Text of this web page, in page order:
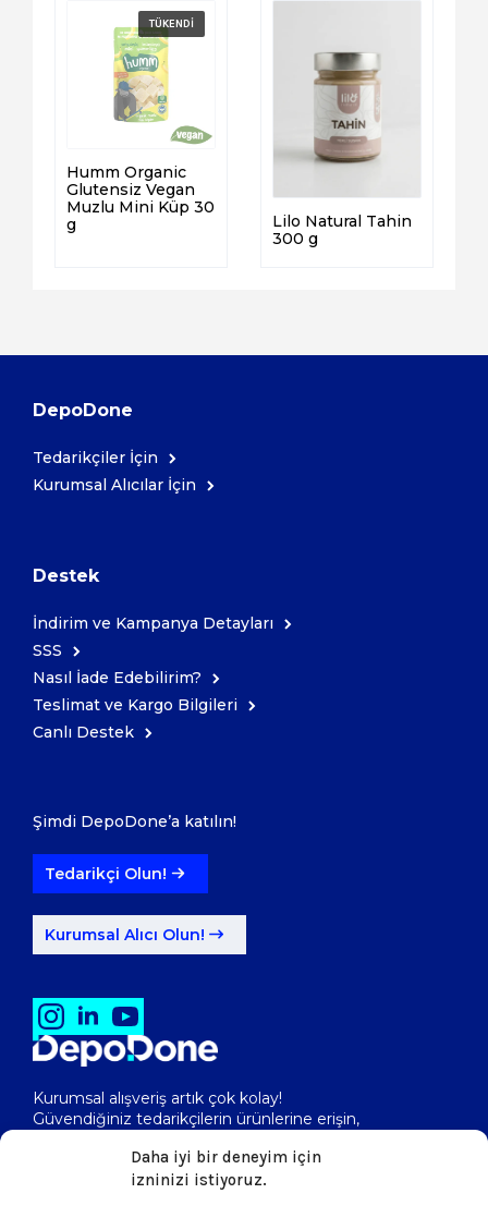
Daha iyi bir deneyim için
izninizi istiyoruz.
Humm Organic
Glutensiz Vegan
Muzlu Mini Küp 30
g
Lilo Natural Tahin
300 g
Kurumsal alışveriş artık çok kolay!
Güvendiğiniz tedarikçilerin ürünlerine erişin,
DepoDone
Tedarikçiler İçin
Kurumsal Alıcılar İçin
Destek
İndirim ve Kampanya Detayları
SSS
Nasıl İade Edebilirim?
Teslimat ve Kargo Bilgileri
Canlı Destek
Şimdi DepoDone’a katılın!
Tedarikçi Olun!
Kurumsal Alıcı Olun!